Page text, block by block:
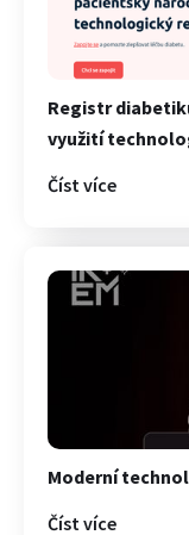
Registr
využití
Číst více
Moderní
Číst více